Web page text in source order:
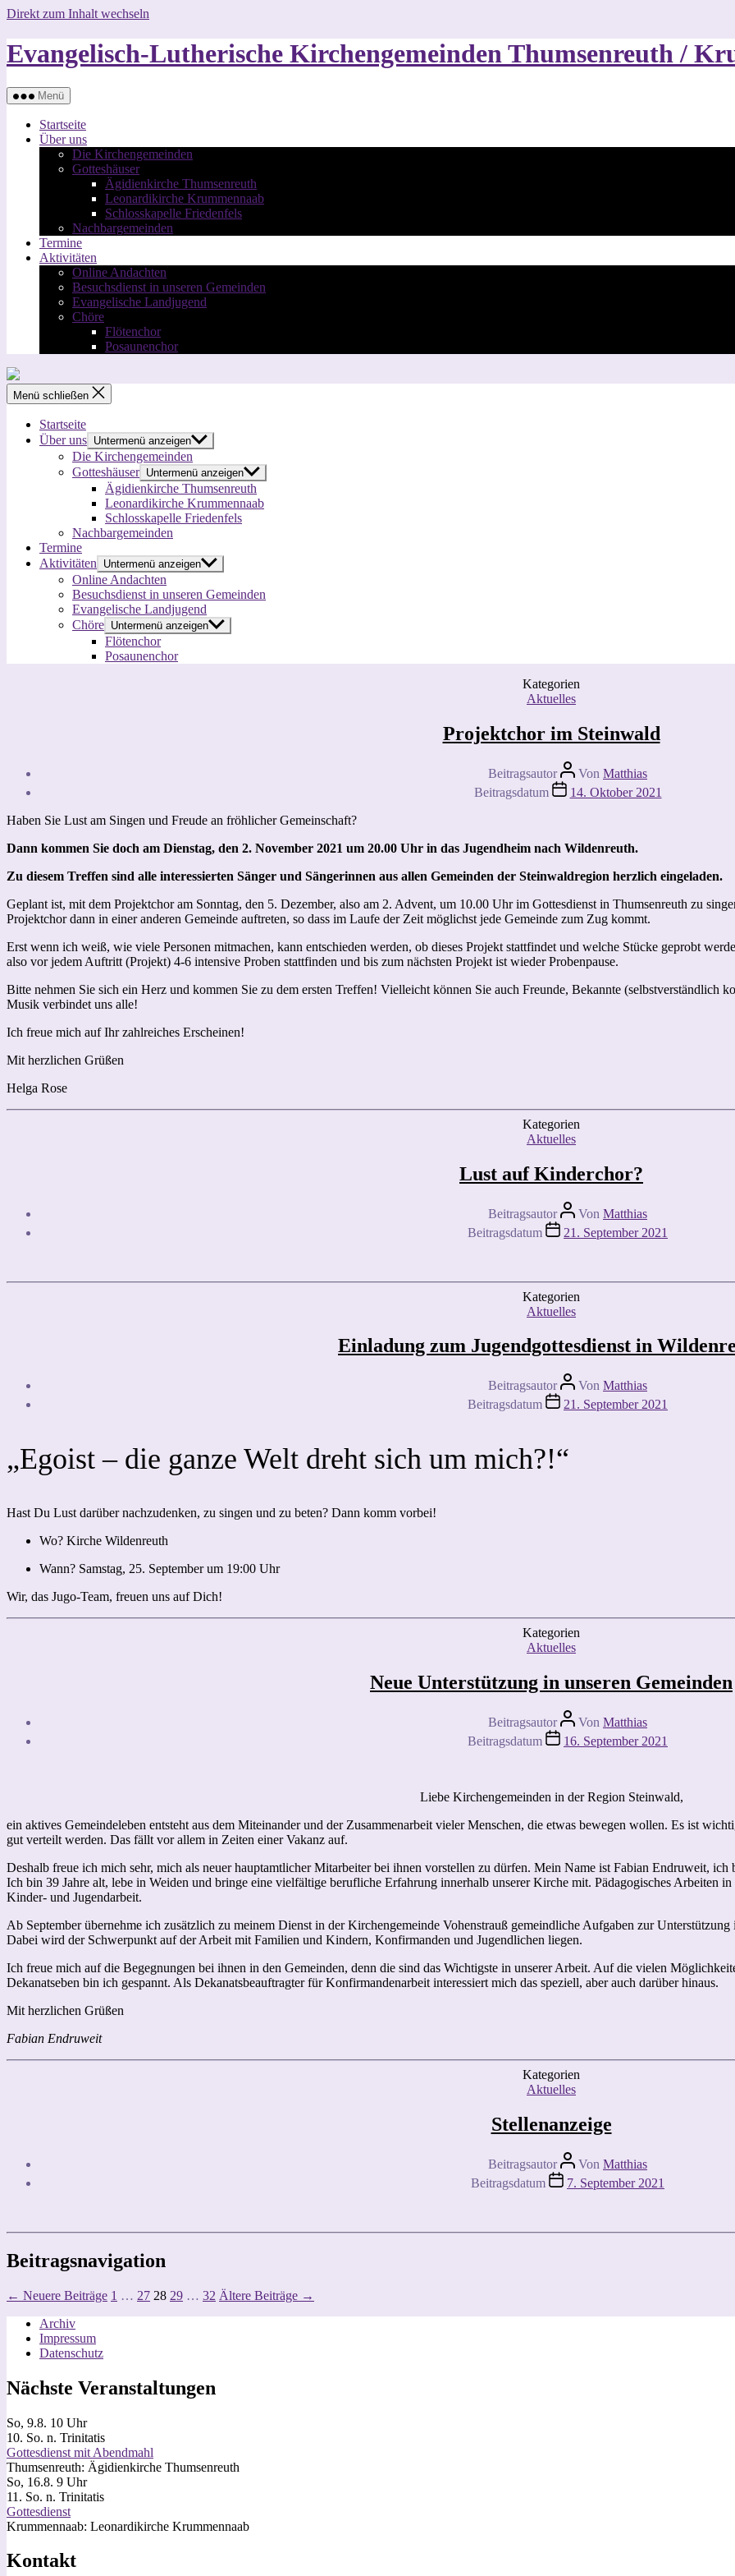
Direkt zum Inhalt wechseln
Evangelisch-Lutherische Kirchengemeinden Thumsenreuth /
Menü
Startseite
Über uns
Die Kirchengemeinden
Gotteshäuser
Ägidienkirche Thumsenreuth
Leonardikirche Krummennaab
Schlosskapelle Friedenfels
Nachbargemeinden
Termine
Aktivitäten
Online Andachten
Besuchsdienst in unseren Gemeinden
Evangelische Landjugend
Chöre
Flötenchor
Posaunenchor
Menü schließen
Startseite
Über uns Untermenü anzeigen
Die Kirchengemeinden
Gotteshäuser Untermenü anzeigen
Ägidienkirche Thumsenreuth
Leonardikirche Krummennaab
Schlosskapelle Friedenfels
Nachbargemeinden
Termine
Aktivitäten
Untermenü anzeigen
Online Andachten
Besuchsdienst in unseren Gemeinden
Evangelische Landjugend
Chöre Untermenü anzeigen
Flötenchor
Posaunenchor
Kategorien
Aktuelles
Projektchor im Steinwald
Beitragsautor Von Matthias
Beitragsdatum
14. Oktober 2021
Haben Sie Lust am Singen und Freude an fröhlicher Gemeinschaft?
Dann kommen Sie doch am Dienstag, den 2. November 2021 um 20.00 Uhr in das Jugendheim nach Wildenreuth.
Zu diesem Treffen sind alle interessierten Sänger und Sängerinnen aus allen Gemeinden der Steinwaldregion herzlich eingeladen.
Geplant ist, mit dem Projektchor am Sonntag, den 5. Dezember, also am 2. Advent, um 10.00 Uhr im Gottesdienst in Thumsenreuth zu
Projektchor dann in einer anderen Gemeinde auftreten, so dass im Laufe der Zeit möglichst jede Gemeinde zum Zug kommt.
Erst wenn ich weiß, wie viele Personen mitmachen, kann entschieden werden, ob dieses Projekt stattfindet und welche Stücke geprobt
also vor jedem Auftritt (Projekt) 4-6 intensive Proben stattfinden und bis zum nächsten Projekt ist wieder Probenpause.
Bitte nehmen Sie sich ein Herz und kommen Sie zu dem ersten Treffen! Vielleicht können Sie auch Freunde, Bekannte (selbstverständlich
Musik verbindet uns alle!
Ich freue mich auf Ihr zahlreiches Erscheinen!
Mit herzlichen Grüßen
Helga Rose
Kategorien
Aktuelles
Lust auf Kinderchor?
Beitragsautor Von Matthias
Beitragsdatum
21. September 2021
Kategorien
Aktuelles
Einladung zum Jugendgottesdienst in
Beitragsautor Von Matthias
Beitragsdatum
21. September 2021
„Egoist – die ganze Welt dreht sich um mich?!“
Hast Du Lust darüber nachzudenken, zu singen und zu beten? Dann komm vorbei!
Wo? Kirche Wildenreuth
Wann? Samstag, 25. September um 19:00 Uhr
Wir, das Jugo-Team, freuen uns auf Dich!
Kategorien
Aktuelles
Neue Unterstützung in unseren Gemeinden
Beitragsautor Von Matthias
Beitragsdatum
16. September 2021
Liebe Kirchengemeinden in der Region Steinwald,
ein aktives Gemeindeleben entsteht aus dem Miteinander und der Zusammenarbeit vieler Menschen, die etwas bewegen wollen. Es ist
gut verteilt werden. Das fällt vor allem in Zeiten einer Vakanz auf.
Deshalb freue ich mich sehr, mich als neuer hauptamtlicher Mitarbeiter bei ihnen vorstellen zu dürfen. Mein Name ist Fabian Endruweit,
Ich bin 39 Jahre alt, lebe in Weiden und bringe eine vielfältige berufliche Erfahrung innerhalb unserer Kirche mit. Pädagogisches Arbeiten
Kinder- und Jugendarbeit.
Ab September übernehme ich zusätzlich zu meinem Dienst in der Kirchengemeinde Vohenstrauß gemeindliche Aufgaben zur
Dabei wird der Schwerpunkt auf der Arbeit mit Familien und Kindern, Konfirmanden und Jugendlichen liegen.
Ich freue mich auf die Begegnungen bei ihnen in den Gemeinden, denn die sind das Wichtigste in unserer Arbeit. Auf die vielen
Dekanatseben bin ich gespannt. Als Dekanatsbeauftragter für Konfirmandenarbeit interessiert mich das speziell, aber auch darüber hinaus.
Mit herzlichen Grüßen
Fabian Endruweit
Kategorien
Aktuelles
Stellenanzeige
Beitragsautor Von Matthias
Beitragsdatum
7. September 2021
Beitragsnavigation
← Neuere Beiträge 1 … 27 28 29 … 32 Ältere Beiträge →
Archiv
Impressum
Datenschutz
Nächste Veranstaltungen
So, 9.8. 10 Uhr
10. So. n. Trinitatis
Gottesdienst mit Abendmahl
Thumsenreuth: Ägidienkirche Thumsenreuth
So, 16.8. 9 Uhr
11. So. n. Trinitatis
Gottesdienst
Krummennaab: Leonardikirche Krummennaab
Kontakt